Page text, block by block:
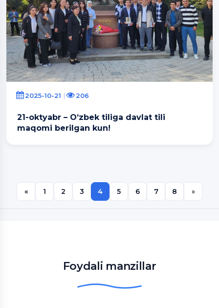
2025-10-21 206
21-oktyabr – Oʻzbek tiliga davlat tili
maqomi berilgan kun!
« 1 2 3 4 5 6 7 8 »
Foydali manzillar